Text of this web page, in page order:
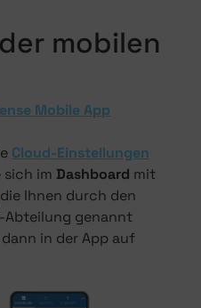
mobilen
Mobile App
Cloud-Einstellungen
im Dashboard mit
Ihnen durch den
Abteilung genannt
in der App auf